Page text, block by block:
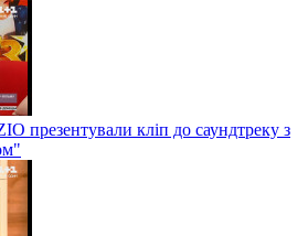
презентували кліп до саундтреку з